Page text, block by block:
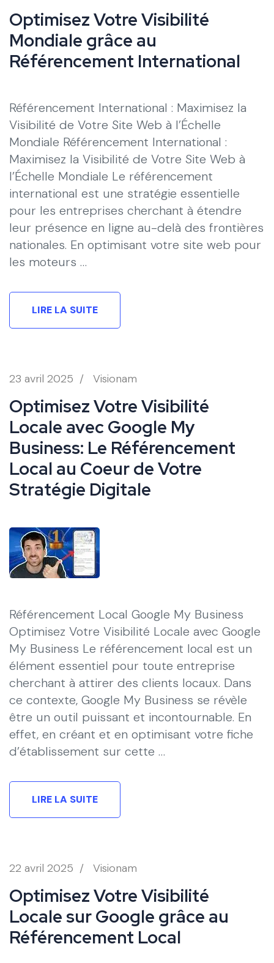
Optimisez Votre Visibilité
Mondiale grâce au
Référencement International
Référencement International : Maximisez la
Visibilité de Votre Site Web à l’Échelle
Mondiale Référencement International :
Maximisez la Visibilité de Votre Site Web à
l’Échelle Mondiale Le référencement
international est une stratégie essentielle
pour les entreprises cherchant à étendre
leur présence en ligne au-delà des frontières
nationales. En optimisant votre site web pour
les moteurs …
LIRE LA SUITE
23 avril 2025 / Visionam
Optimisez Votre Visibilité
Locale avec Google My
Business: Le Référencement
Local au Coeur de Votre
Stratégie Digitale
Référencement Local Google My Business
Optimisez Votre Visibilité Locale avec Google
My Business Le référencement local est un
élément essentiel pour toute entreprise
cherchant à attirer des clients locaux. Dans
ce contexte, Google My Business se révèle
être un outil puissant et incontournable. En
effet, en créant et en optimisant votre fiche
d’établissement sur cette …
LIRE LA SUITE
22 avril 2025 / Visionam
Optimisez Votre Visibilité
Locale sur Google grâce au
Référencement Local